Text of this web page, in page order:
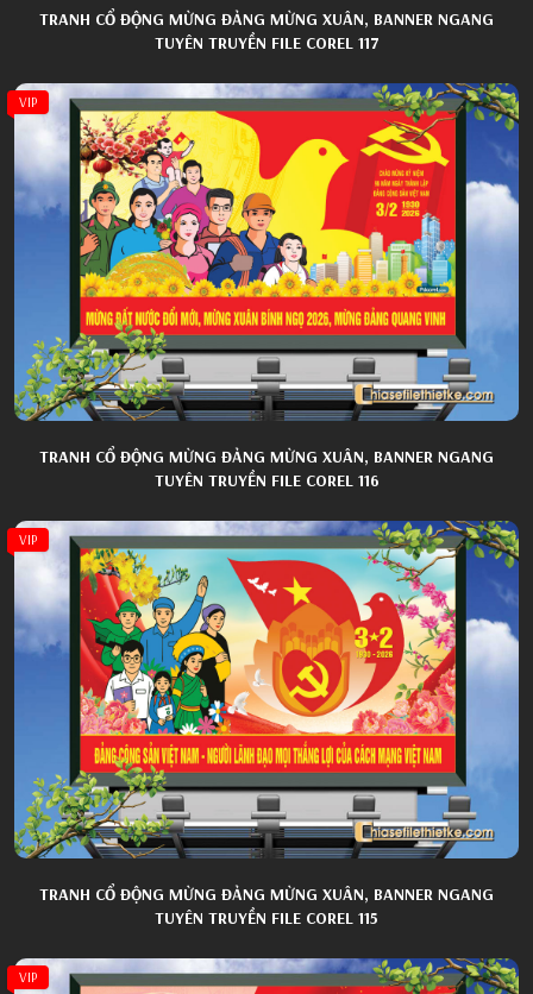
TRANH CỔ ĐỘNG MỪNG ĐẢNG MỪNG XUÂN, BANNER NGANG
TUYÊN TRUYỀN FILE COREL 117
VIP
TRANH CỔ ĐỘNG MỪNG ĐẢNG MỪNG XUÂN, BANNER NGANG
TUYÊN TRUYỀN FILE COREL 116
VIP
TRANH CỔ ĐỘNG MỪNG ĐẢNG MỪNG XUÂN, BANNER NGANG
TUYÊN TRUYỀN FILE COREL 115
VIP